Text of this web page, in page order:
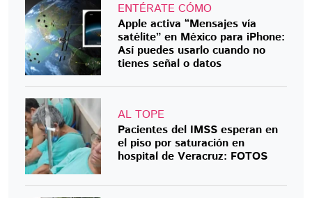
ENTÉRATE CÓMO
Apple activa “Mensajes vía
satélite” en México para iPhone:
Así puedes usarlo cuando no
tienes señal o datos
AL TOPE
Pacientes del IMSS esperan en
el piso por saturación en
hospital de Veracruz: FOTOS